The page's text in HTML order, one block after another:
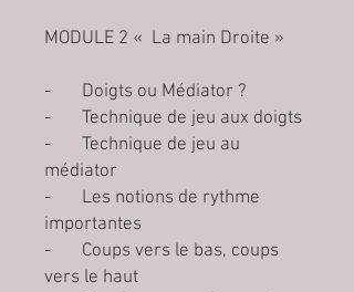
MODULE 2 « La main Droite »
- Doigts ou Médiator ?
- Technique de jeu aux doigts
- Technique de jeu au
médiator
- Les notions de rythme
importantes
- Coups vers le bas, coups
vers le haut